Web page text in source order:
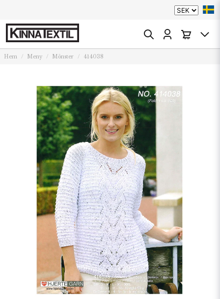
Hem Meny Mönster 414038